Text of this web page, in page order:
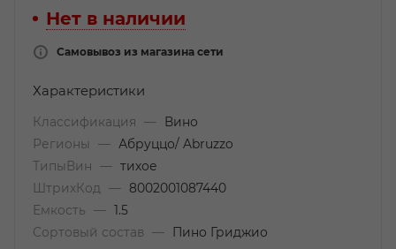
Нет в наличии
Самовывоз из магазина сети
Характеристики
Классификация —
Вино
Регионы
—
Абруццо/ Abruzzo
ТипыВин
— тихое
ШтрихКод
—
8002001087440
Емкость
— 1.5
Сортовый состав
— Пино Гриджио